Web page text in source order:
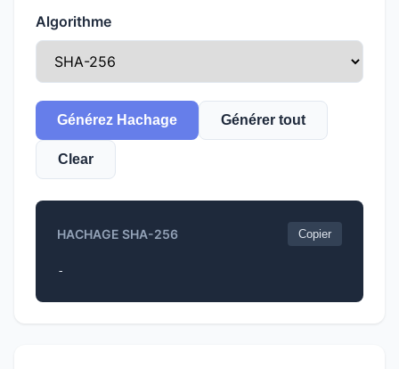
Algorithme
Générez Hachage Générer tout
Clear
HACHAGE SHA-256 Copier
-